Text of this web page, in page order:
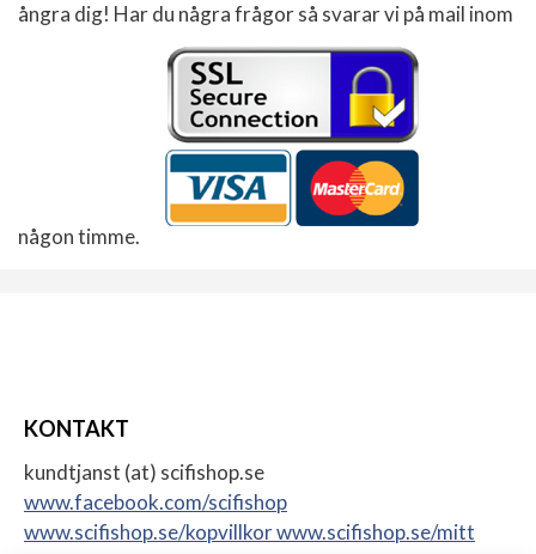
ångra dig! Har du några frågor så svarar vi på mail inom
någon timme.
KONTAKT
kundtjanst (at) scifishop.se
www.facebook.com/scifishop
www.scifishop.se/kopvillkorwww.scifishop.se/mitt